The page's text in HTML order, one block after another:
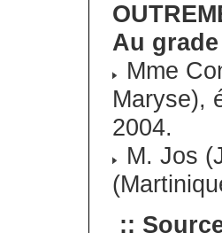
Au
Mme
Maryse),
2004.
M. Jos
::